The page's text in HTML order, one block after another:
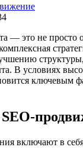
— это не просто
В условиях
ключевым
включают в